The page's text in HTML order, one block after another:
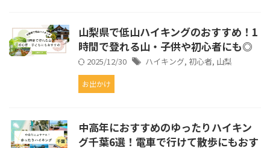
山梨県で低山ハイキングのおすすめ！1
時間で登れる山・子供や初心者にも◎
2025/12/30 ハイキング, 初心者, 山梨
お出かけ
中高年におすすめのゆったりハイキン
グ千葉6選！電車で行けて散歩にもおす